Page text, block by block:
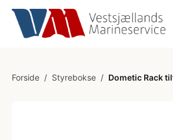
Forside / Styrebokse / Dometic Rack